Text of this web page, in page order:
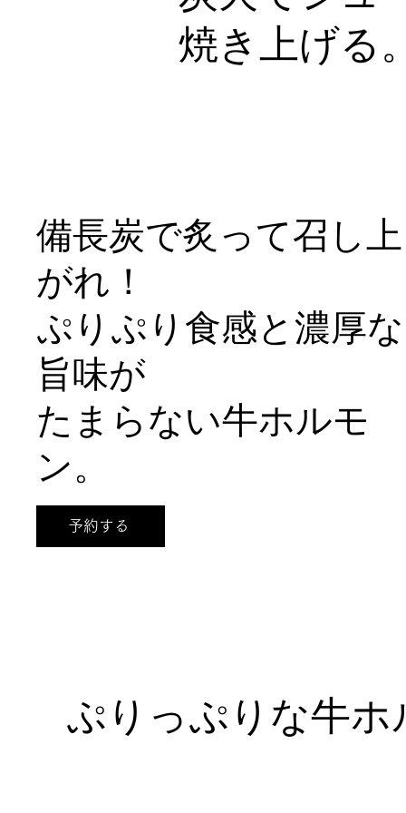
焼き上げる
備長炭で炙って召し上
がれ！
ぷりぷり食感と濃厚な
旨味が
たまらない牛ホルモ
ン。
予約する
ぷりっぷりな牛ホ